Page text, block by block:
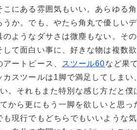
にある雰囲気もいい。あらゆる角
か。でも、やたら角丸で優しいデ
ようなダサさは微塵もない。その
て面白い事に、好きな物は複数欲
ートピース、
スツール60など果て
スツールは1脚で満足してしまい
。それもまた特別な感じ方だと僕
から更にもう一脚を欲しいと思っ
現行でもどちらでもいいような気